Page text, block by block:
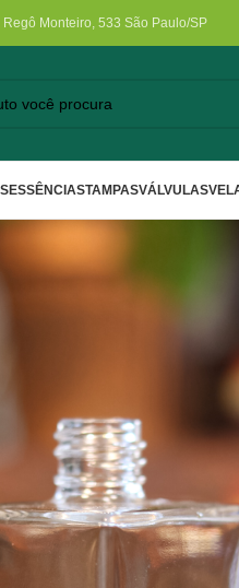
Monteiro, 533 São Paulo/SP
ESSÊNCIASTAMPASVÁLVULAS